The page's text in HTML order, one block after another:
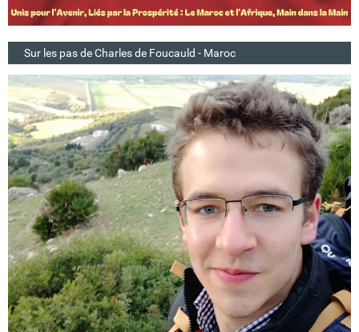
Sur les pas de Charles de Foucauld - Maroc